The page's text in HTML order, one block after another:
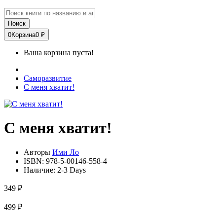
Поиск
0Корзина0 ₽
Ваша корзина пуста!
Саморазвитие
С меня хватит!
С меня хватит!
Авторы Ими Ло
ISBN: 978-5-00146-558-4
Наличие: 2-3 Days
349 ₽
499 ₽